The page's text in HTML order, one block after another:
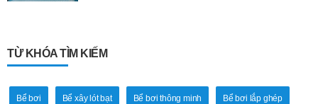
TỪ KHÓA TÌM KIẾM
Bể bơi Bể xây lót bạt Bể bơi thông minh Bể bơi lắp ghép